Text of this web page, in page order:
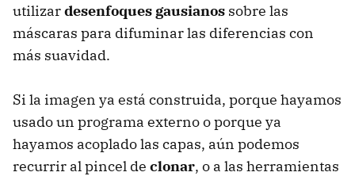
utilizardesenfoques gausianos sobre las
máscaras para difuminar las diferencias con
más suavidad.
Si la imagen ya está construida, porque hayamos
usado un programa externo o porque ya
hayamos acoplado las capas, aún podemos
recurrir al pincel de clonar, o a las herramientas